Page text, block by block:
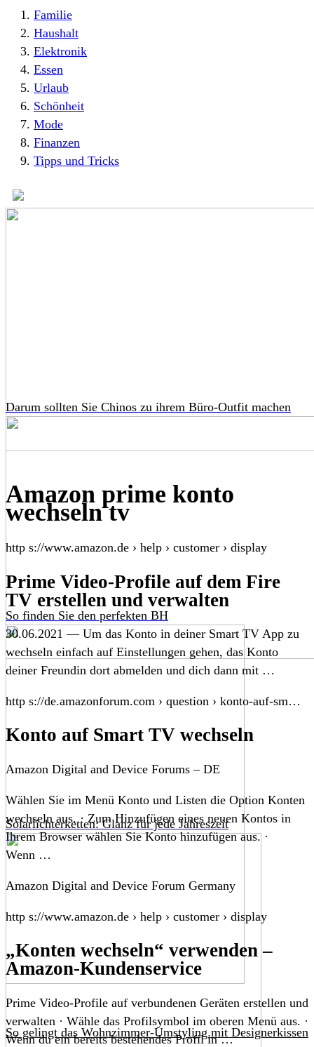
Familie
Haushalt
Elektronik
Essen
Urlaub
Schönheit
Mode
Finanzen
Tipps und Tricks
Darum sollten Sie Chinos zu ihrem Büro-Outfit machen
So finden Sie den perfekten BH
Solarlichterketten: Glanz für jede Jahreszeit
So gelingt das Wohnzimmer-Umstyling mit Designerkissen
Amazon prime konto
wechseln tv
http s://www.amazon.de › help › customer › display
Prime Video-Profile auf dem Fire
TV erstellen und verwalten
30.06.2021 — Um das Konto in deiner Smart TV App zu
wechseln einfach auf Einstellungen gehen, das Konto
deiner Freundin dort abmelden und dich dann mit …
http s://de.amazonforum.com › question › konto-auf-sm…
Konto auf Smart TV wechseln
Amazon Digital and Device Forums – DE
Wählen Sie im Menü Konto und Listen die Option Konten
wechseln aus. · Zum Hinzufügen eines neuen Kontos in
Ihrem Browser wählen Sie Konto hinzufügen aus. ·
Wenn …
Amazon Digital and Device Forum Germany
http s://www.amazon.de › help › customer › display
„Konten wechseln“ verwenden –
Amazon-Kundenservice
Prime Video-Profile auf verbundenen Geräten erstellen und
verwalten · Wähle das Profilsymbol im oberen Menü aus. ·
Wenn du ein bereits bestehendes Profil in …